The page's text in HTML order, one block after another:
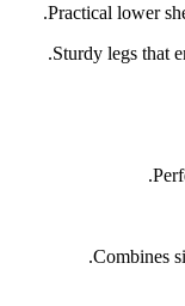
Practical lower
Sturdy legs that
Combines